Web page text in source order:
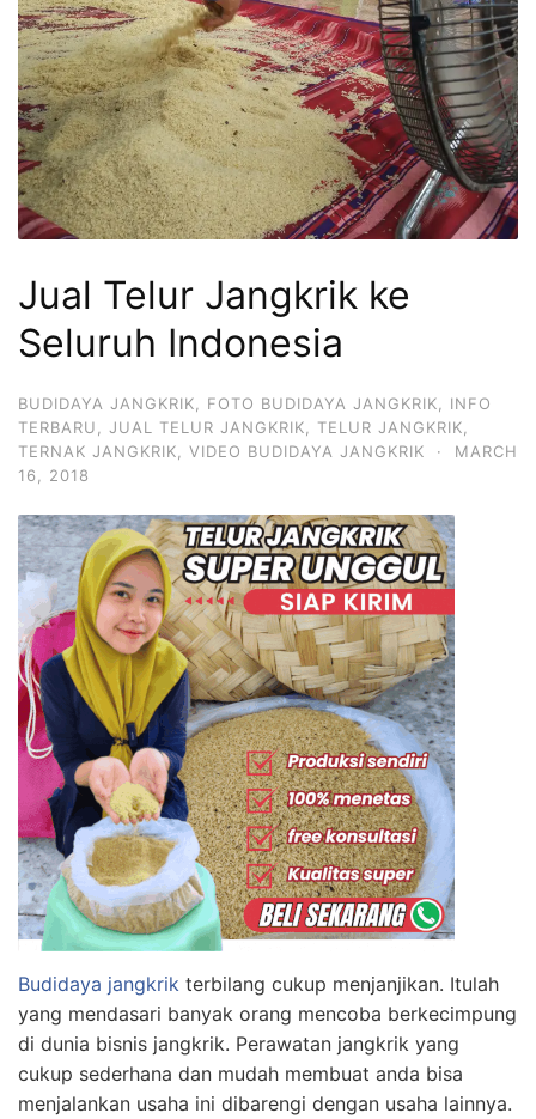
Jual Telur Jangkrik ke
Seluruh Indonesia
BUDIDAYA JANGKRIK FOTO BUDIDAYA JANGKRIK
INFO
TERBARU
JUAL TELUR JANGKRIK TELUR JANGKRIK
TERNAK JANGKRIK
VIDEO BUDIDAYA JANGKRIK ·
MARCH
16, 2018
Budidaya jangkrik terbilang cukup menjanjikan. Itulah
yang mendasari banyak orang mencoba berkecimpung
di dunia bisnis jangkrik. Perawatan jangkrik yang
cukup sederhana dan mudah membuat anda bisa
menjalankan usaha ini dibarengi dengan usaha lainnya.